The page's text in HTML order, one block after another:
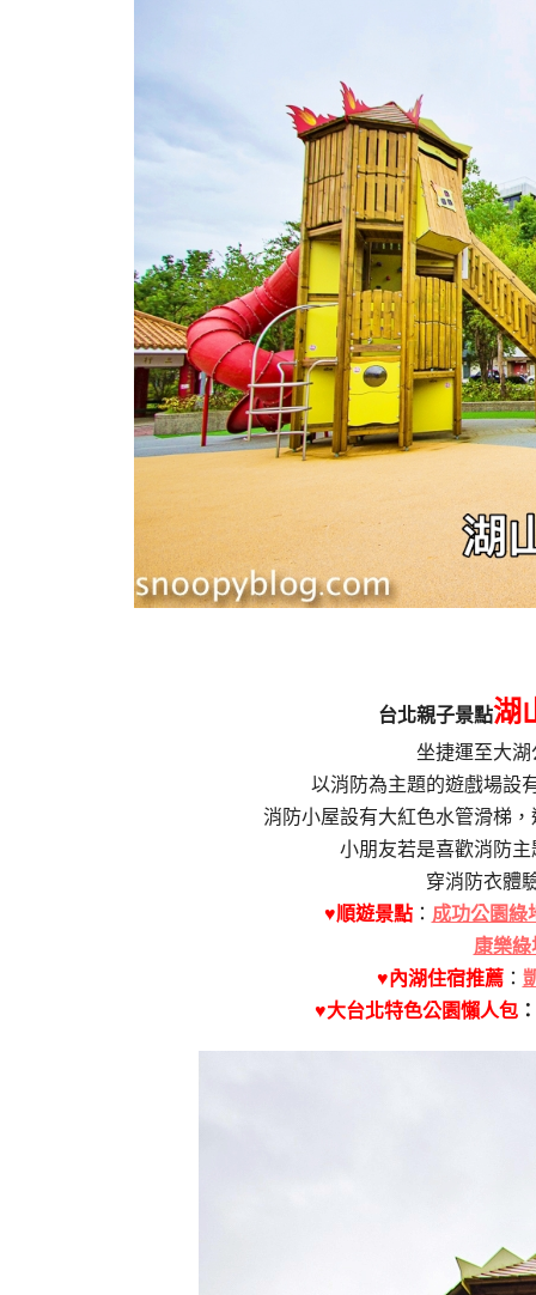
台北親子景點湖
坐捷運至大
以消防為主題的遊戲場設
消防小屋設有大紅色水管滑梯
小朋友若是喜歡消防
穿消防衣體
♥順遊景點： 成功公園綠
康樂綠
♥內湖住宿推薦：
♥大台北特色公園懶人包：